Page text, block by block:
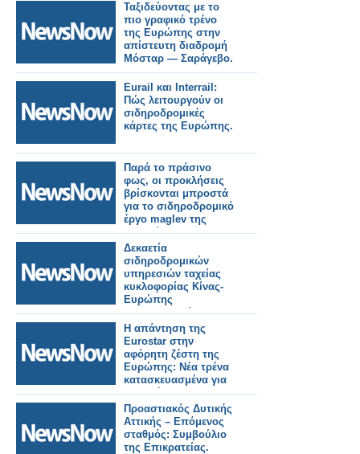
Ταξιδεύοντας με το
πιο γραφικό τρένο
της Ευρώπης στην
απίστευτη διαδρομή
Μόσταρ — Σαράγεβο.
Eurail και Interrail:
Πώς λειτουργούν οι
σιδηροδρομικές
κάρτες της Ευρώπης.
Παρά το πράσινο
φως, οι προκλήσεις
βρίσκονται μπροστά
για το σιδηροδρομικό
έργο maglev της
Ιαπωνίας.
Δεκαετία
σιδηροδρομικών
υπηρεσιών ταχείας
κυκλοφορίας Κίνας-
Ευρώπης
αναδιαμορφώνουν
την ευρασιατική
συνδεσιμότητα
Ξινχουά.
Η απάντηση της
Eurostar στην
αφόρητη ζέστη της
Ευρώπης: Νέα τρένα
κατασκευασμένα για
να αντέχουν σε
θερμοκρασίες 55°C.
Προαστιακός Δυτικής
Αττικής – Επόμενος
σταθμός: Συμβούλιο
της Επικρατείας.